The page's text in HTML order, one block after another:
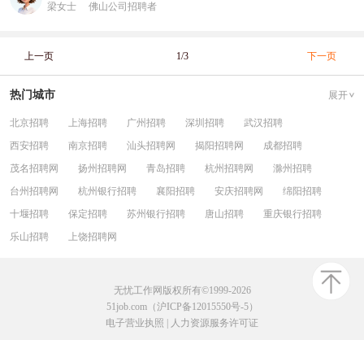
梁女士 佛山公司招聘者
上一页 1/3 下一页
热门城市 展开
北京招聘 上海招聘 广州招聘 深圳招聘
武汉招聘
西安招聘
南京招聘 汕头招聘网 揭阳招聘网
成都招聘
茂名招聘网
扬州招聘网 青岛招聘 杭州招聘网
滁州招聘
台州招聘网
杭州银行招聘 襄阳招聘 安庆招聘网
绵阳招聘
十堰招聘
保定招聘 苏州银行招聘 唐山招聘
重庆银行招聘
乐山招聘
上饶招聘网
无忧工作网版权所有©1999-2026
51job.com（沪ICP备12015550号-5）
电子营业执照
人力资源服务许可证